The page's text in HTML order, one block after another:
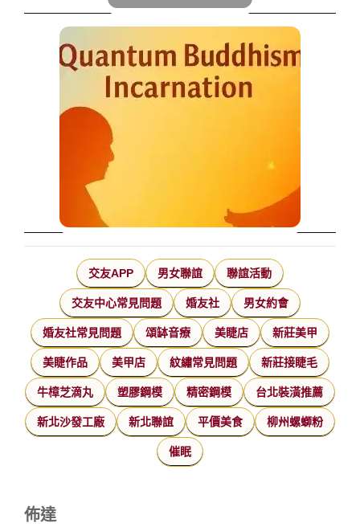
交友APP 男女聯誼 聯誼活動
交友中心常見問題 婚友社 男女約會
婚友社常見問題 頌缽音療 美睫店 新莊美甲
美睫作品 美甲店 紋繡常見問題 新莊接睫毛
牛樟芝滴丸 塑膠鋼模 精密鋼模 台北裝潢推薦
新北沙發工廠 新北聯誼 平價美食 柳州螺螄粉
催眠
佈達